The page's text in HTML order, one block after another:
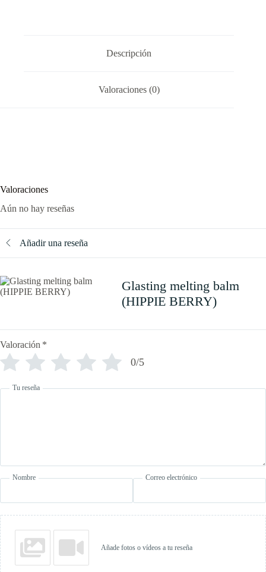
Descripción
Valoraciones (0)
Valoraciones
Aún no hay reseñas
Añadir una reseña
Glasting melting balm
(HIPPIE BERRY)
Valoración *
0/5
Tu reseña
Nombre Correo electrónico
Añade fotos o vídeos a tu reseña